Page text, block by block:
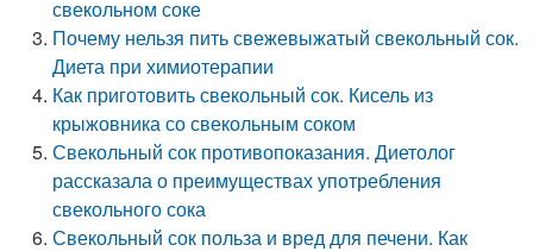
свекольном соке
Почему нельзя пить свежевыжатый свекольный сок.
Диета при химиотерапии
Как приготовить свекольный сок. Кисель из
крыжовника со свекольным соком
Свекольный сок противопоказания. Диетолог
рассказала о преимуществах употребления
свекольного сока
Свекольный сок польза и вред для печени. Как